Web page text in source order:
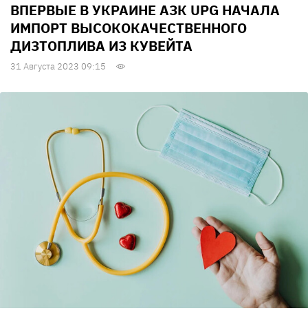
ВПЕРВЫЕ В УКРАИНЕ АЗК UPG НАЧАЛА
ИМПОРТ ВЫСОКОКАЧЕСТВЕННОГО
ДИЗТОПЛИВА ИЗ КУВЕЙТА
31 Августа 2023 09:15